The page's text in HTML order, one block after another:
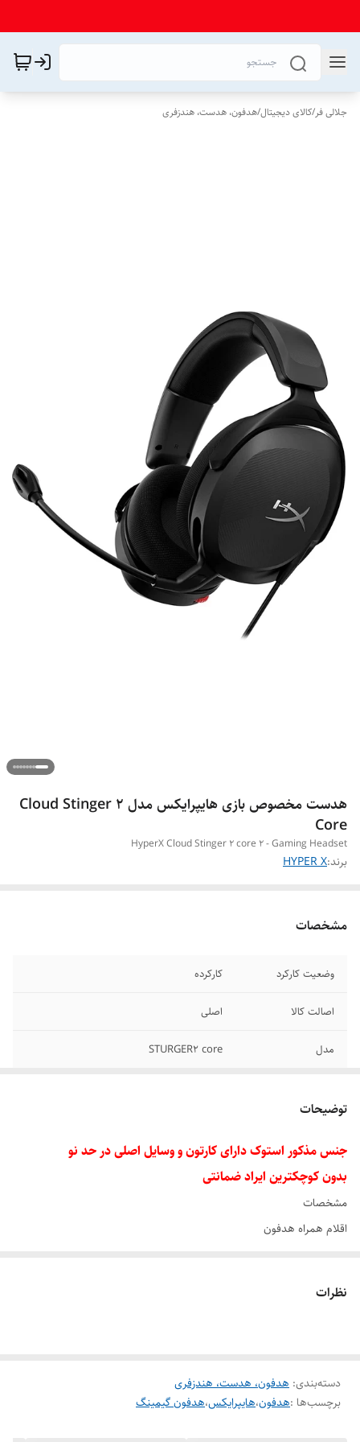
جلالی فر/کالای دیجیتال/هدفون، هدست، هندزفری
هدست مخصوص بازی هایپرایکس مدل Cloud Stinger 2
Core
HyperX Cloud Stinger 2 core 2 - Gaming Headset
برند:HYPER X
مشخصات
وضعیت کارکرد کارکرده
اصالت کالا اصلی
مدل STURGER2 core
نوع اتصال با سیم
توضیحات
جنس مذکور استوک دارای کارتون و وسایل اصلی در حد نو
بدون کوچکترین ایراد ضمانتی
مشخصات
اقلام همراه هدفون
نوع گوشی
دو گوشی
نظرات
دسته‌بندی: هدفون، هدست، هندزفری
برچسب‌ها :هدفون،هایپرایکس،هدفون گیمینگ